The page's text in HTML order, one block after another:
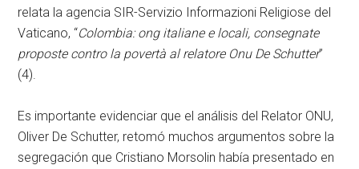
relata la agencia SIR-Servizio Informazioni Religiose del
Vaticano, “Colombia: ong italiane e locali, consegnate
proposte contro la povertà al relatore Onu De Schutter”
(4).
Es importante evidenciar que el análisis del Relator ONU,
Oliver De Schutter, retomó muchos argumentos sobre la
segregación que Cristiano Morsolin había presentado en